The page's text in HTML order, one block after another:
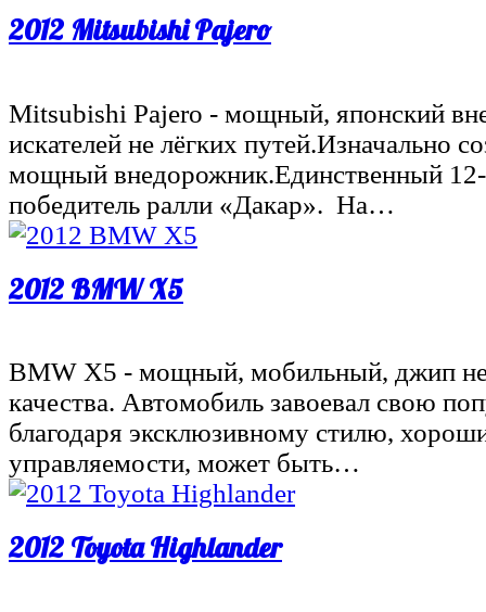
2012 Mitsubishi Pajero
Mitsubishi Pajero - мощный, японский
искателей не лёгких путей.Изначально
мощный внедорожник.Единственный
победитель ралли «Дакар». На…
2012 BMW X5
BMW X5 - мощный, мобильный, джип
качества. Автомобиль завоевал свою
благодаря эксклюзивному стилю,
управляемости, может быть…
2012 Toyota Highlander